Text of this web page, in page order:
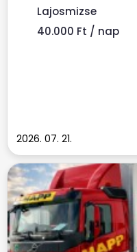
Lajosmizse
40.000 Ft / nap
2026. 07. 21.